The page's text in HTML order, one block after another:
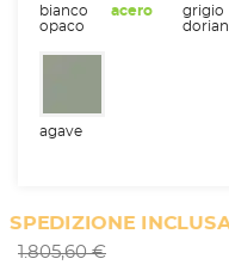
bianco
opaco
acero
grigio
dorian
agave
SPEDIZIONE INCLUSA
1.805,60 €